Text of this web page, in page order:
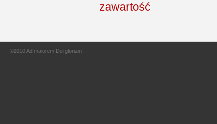
©2010 Ad maiorem Dei gloriam